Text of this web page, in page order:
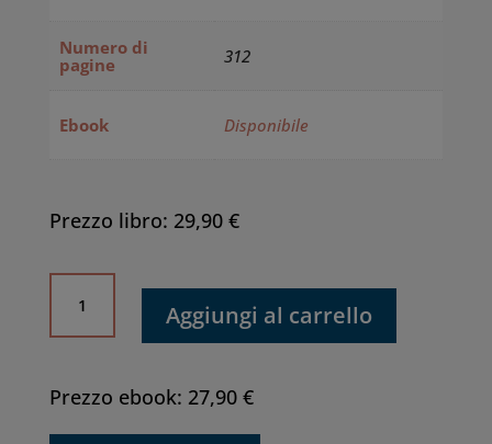
Numero di
pagine
312
Ebook Disponibile
Prezzo libro: 29,90 €
Economia
Aggiungi al carrello
Prezzo ebook: 27,90 €